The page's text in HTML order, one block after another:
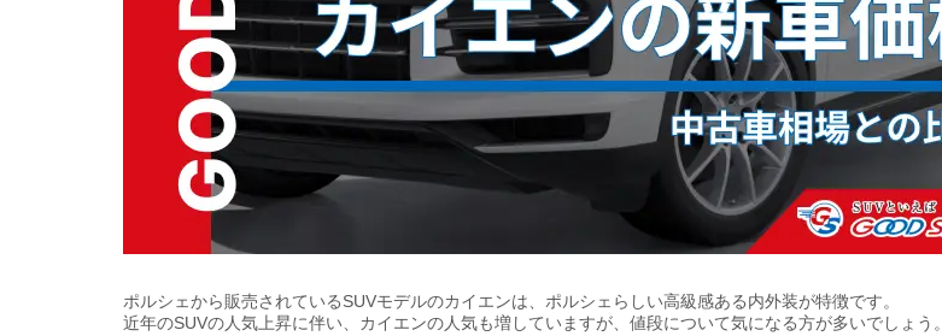
ポルシェから販売されているSUVモデルのカイエンは、ポルシェらしい高級感ある内外装が特徴です。
近年のSUVの人気上昇に伴い、カイエンの人気も増していますが、値段について気になる方が多いでしょう。